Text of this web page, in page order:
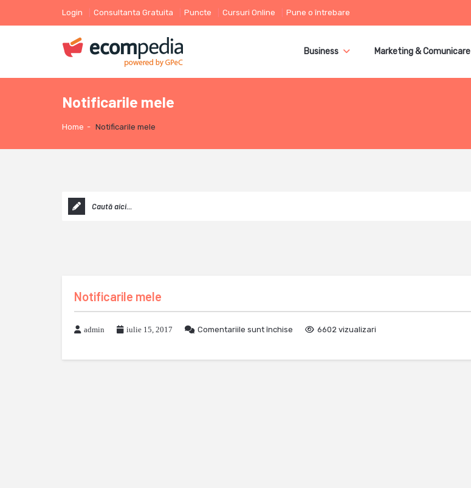
Login Consultanta Gratuita Puncte Cursuri Online Pune o întrebare
Business Marketing & Comunicare
Notificarile mele
Home - Notificarile mele
Notificarile mele
admin iulie 15, 2017 Comentariile sunt închise 6602 vizualizari